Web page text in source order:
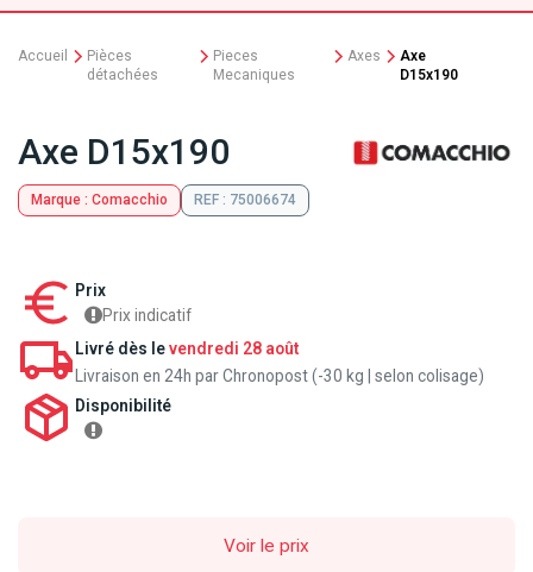
Accueil
Pièces
détachées
Pieces
Mecaniques
Axes
Axe
D15x190
Axe D15x190
Marque : Comacchio REF : 75006674
Prix
Prix indicatif
Livré dès levendredi 28 août
Livraison en 24h par Chronopost (-30 kg | selon colisage)
Disponibilité
Voir le prix